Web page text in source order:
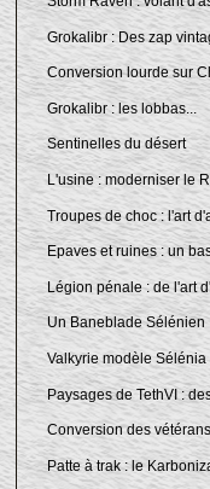
Grokalibr : Des zap
Conversion lourde sur
Grokalibr : les lobbas...
Sentinelles du désert
L'usine : moderniser le
Troupes de choc : l'art
Epaves et ruines : un
Légion pénale : de l'art
Un Baneblade Sélénien
Valkyrie modèle Sélénia
Paysages de TethVI :
Conversion des vétérans
Patte à trak : le